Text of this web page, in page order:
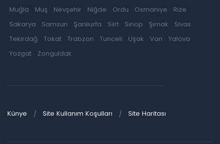
Muğla
Muş Nevşehir Niğde Ordu Osmaniye
Rize
Sakarya
Samsun Şanlıurfa Siirt Sinop Şırnak
Sivas
Tekirdağ
Tokat Trabzon Tunceli Uşak Van
Yalova
Yozgat
Zonguldak
Künye Site Kullanım Koşulları Site Haritası